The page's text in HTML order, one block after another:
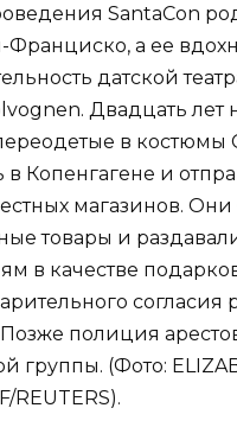
SantaCon
Франциско, а ее
датской
Двадцать лет
в костюмы
в Копенгагене и
магазинов. Они
товары и
в качестве
согласия
полиция
группы. (Фото:
REUTERS).